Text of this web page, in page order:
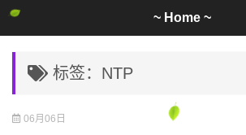
标签：NTP
06月06日
~ Home ~